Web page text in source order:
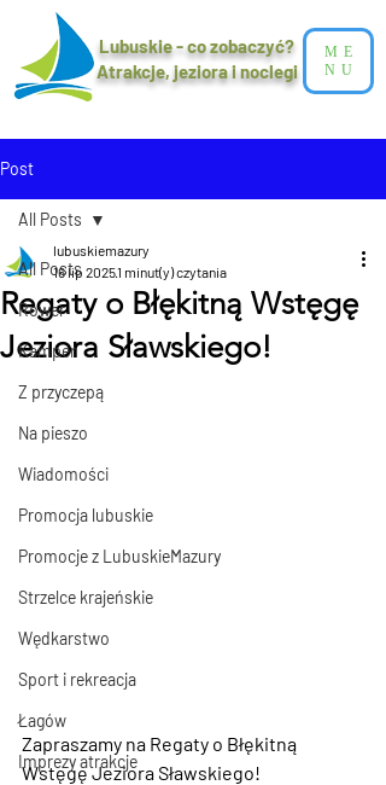
Lubuskie - co zobaczyć?
Atrakcje, jeziora i noclegi​
ME
NU
Post
All Posts
Rower
Kamper
Z przyczepą
Na pieszo
Wiadomości
Promocja lubuskie
Promocje z LubuskieMazury
Strzelce krajeńskie
Wędkarstwo
Sport i rekreacja
Łagów
Imprezy atrakcje
All Posts
Regaty o Błękitną Wstęgę
Jeziora Sławskiego!
lubuskiemazury
16 lip 20251 minut(y) czytania
Zapraszamy na Regaty o Błękitną
Wstęgę Jeziora Sławskiego!